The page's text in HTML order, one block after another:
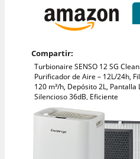
Compartir:
Turbionaire SENSO 12 SG
Purificador de Aire – 12L/24h,
120 m³/h, Depósito 2L, Pantalla
Silencioso 36dB, Eficiente